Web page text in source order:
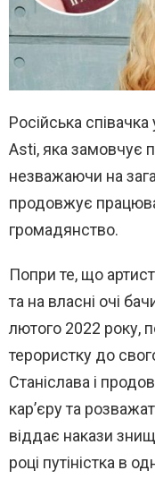
Російська
Asti, яка замовчує
незважаючи на
продовжує
громадянство.
Попри те, що
та на власні очі
лютого 2022 року,
терористку до
Станіслава і
кар’єру та
віддає накази
році путіністка в